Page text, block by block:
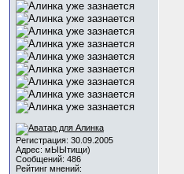
Регистрация: 30.09.2005
Адрес: мЫЫтищи)
Сообщений: 486
Рейтинг мнений: